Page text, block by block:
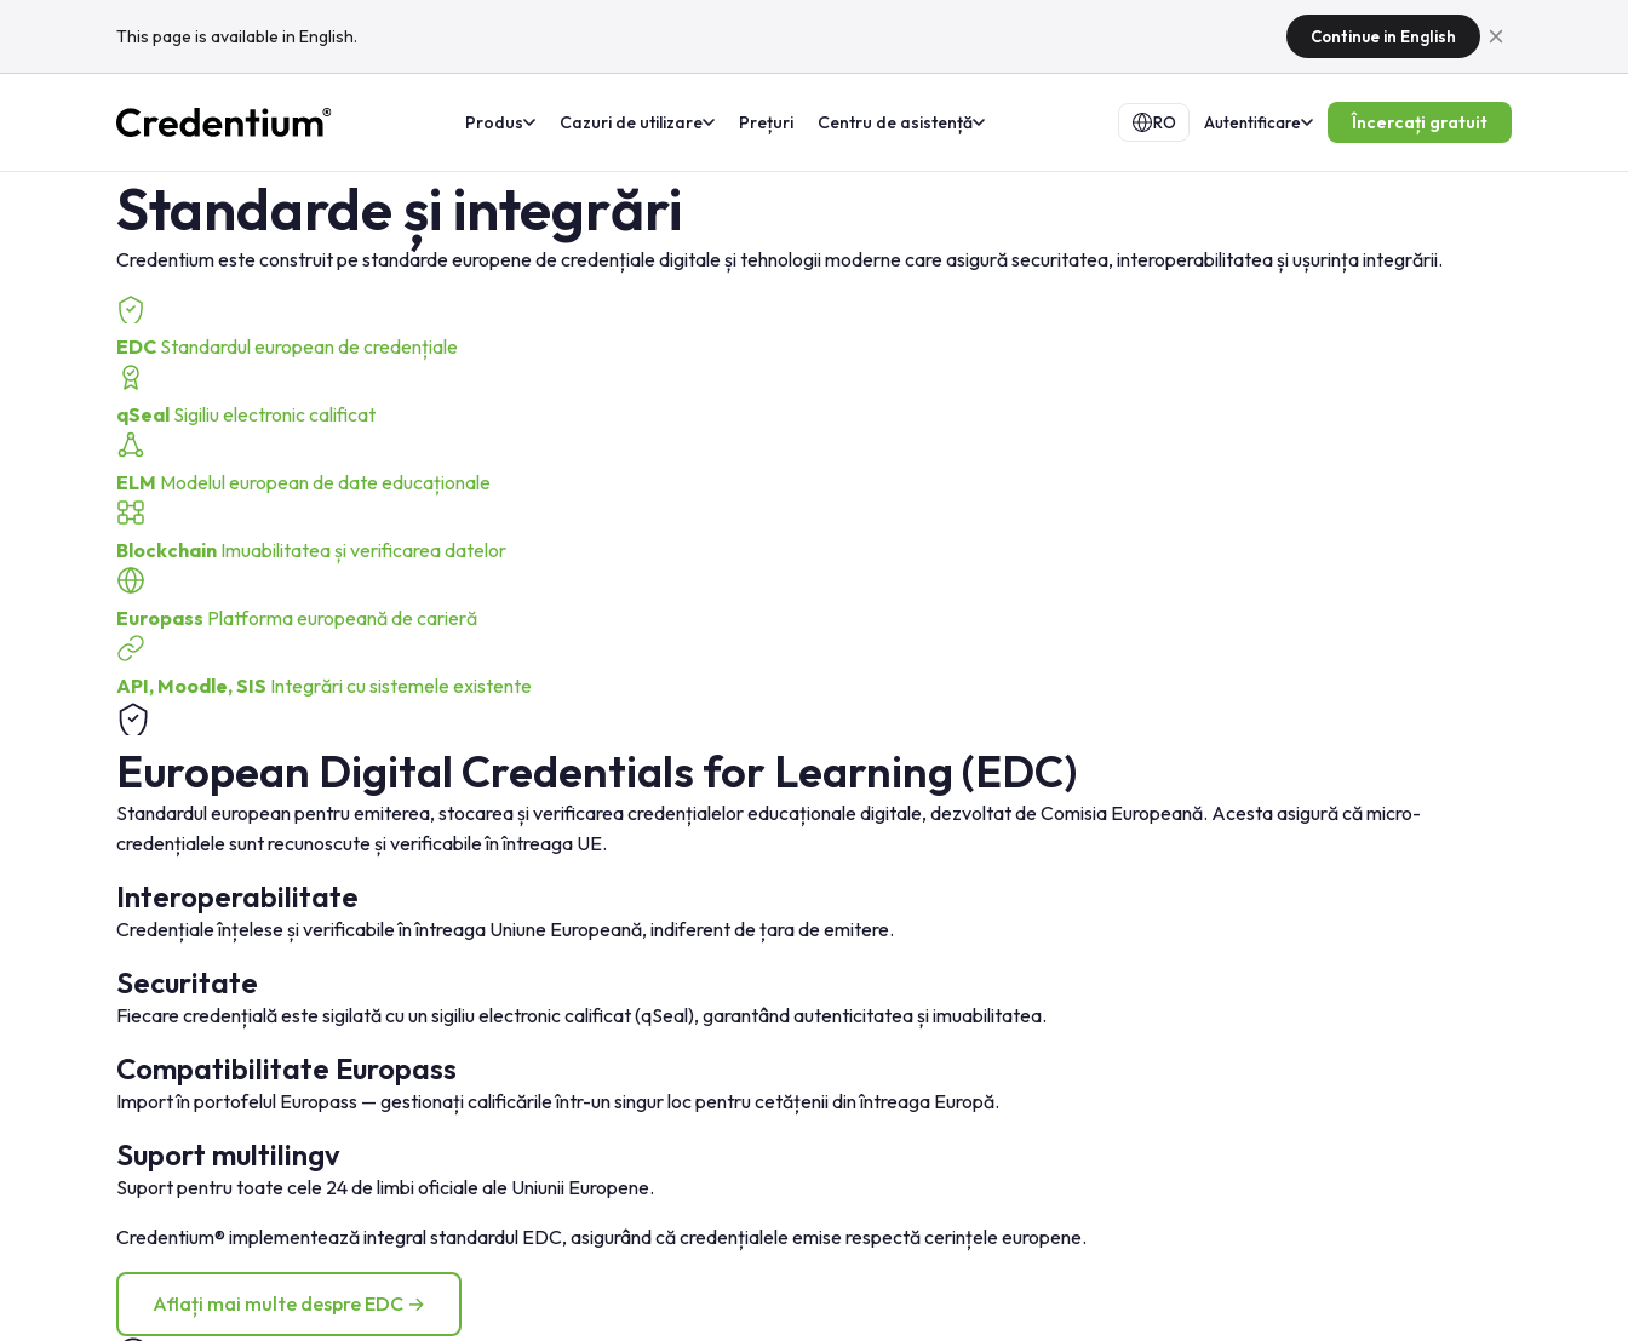
This page is available in English. Continue in English
Produs Cazuri de utilizare Prețuri Centru de asistență RO Autentificare Încercați gratuit
Standarde și integrări
Credentium este construit pe standarde europene de credențiale digitale și tehnologii moderne care asigură securitatea, interoperabilitatea și ușurința integrării.
EDC Standardul european de credențiale
qSeal Sigiliu electronic calificat
ELM Modelul european de date educaționale
Blockchain Imuabilitatea și verificarea datelor
Europass Platforma europeană de carieră
API, Moodle, SIS Integrări cu sistemele existente
European Digital Credentials for Learning (EDC)
Standardul european pentru emiterea, stocarea și verificarea credențialelor educaționale digitale, dezvoltat de Comisia Europeană. Acesta asigură că micro-
credențialele sunt recunoscute și verificabile în întreaga UE.
Interoperabilitate
Credențiale înțelese și verificabile în întreaga Uniune Europeană, indiferent de țara de emitere.
Securitate
Fiecare credențială este sigilată cu un sigiliu electronic calificat (qSeal), garantând autenticitatea și imuabilitatea.
Compatibilitate Europass
Import în portofelul Europass — gestionați calificările într-un singur loc pentru cetățenii din întreaga Europă.
Suport multilingv
Suport pentru toate cele 24 de limbi oficiale ale Uniunii Europene.
Credentium® implementează integral standardul EDC, asigurând că credențialele emise respectă cerințele europene.
Aflați mai multe despre EDC →